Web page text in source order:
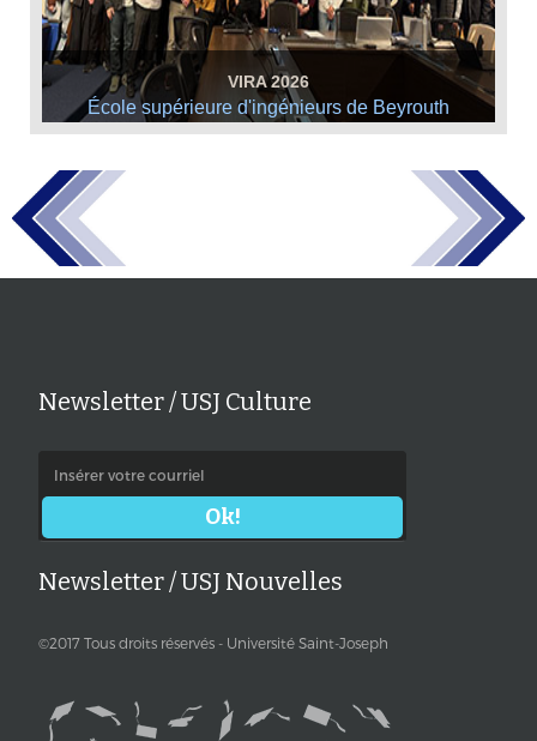
VIRA 2026
École supérieure d'ingénieurs de Beyrouth
Vendredi 27 mars 2026-Plus d'infos +
Newsletter / USJ Culture
Newsletter / USJ Nouvelles
©2017 Tous droits réservés - Université Saint-Joseph